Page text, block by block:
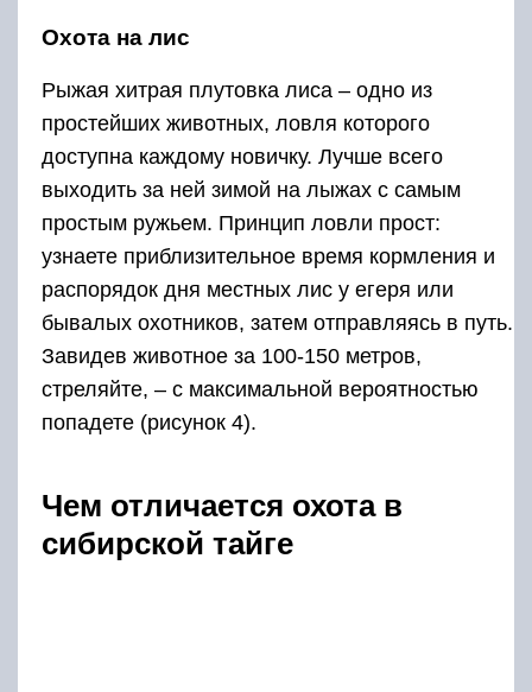
Охота на лис
Рыжая хитрая плутовка лиса ‒ одно из
простейших животных, ловля которого
доступна каждому новичку. Лучше всего
выходить за ней зимой на лыжах с самым
простым ружьем. Принцип ловли прост:
узнаете приблизительное время кормления и
распорядок дня местных лис у егеря или
бывалых охотников, затем отправляясь в путь.
Завидев животное за 100-150 метров,
стреляйте, ‒ с максимальной вероятностью
попадете (рисунок 4).
Чем отличается охота в
сибирской тайге